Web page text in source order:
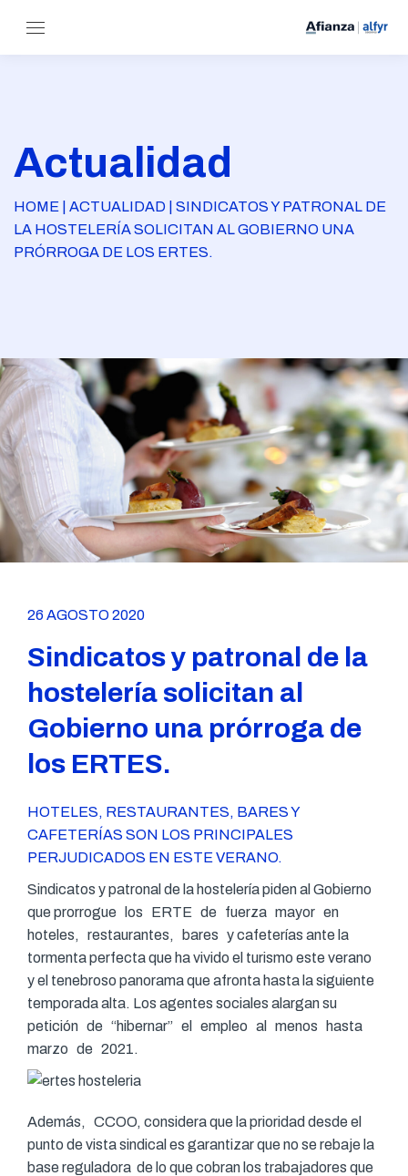
Actualidad
HOME | ACTUALIDAD | SINDICATOS Y PATRONAL DE
LA HOSTELERÍA SOLICITAN AL GOBIERNO UNA
PRÓRROGA DE LOS ERTES.
26 AGOSTO 2020
Sindicatos y patronal de la
hostelería solicitan al
Gobierno una prórroga de
los ERTES.
HOTELES, RESTAURANTES, BARES Y
CAFETERÍAS SON LOS PRINCIPALES
PERJUDICADOS EN ESTE VERANO.
Sindicatos y patronal de la hostelería piden al Gobierno
que prorrogue los ERTE de fuerza mayor en
hoteles, restaurantes, bares y cafeterías ante la
tormenta perfecta que ha vivido el turismo este verano
y el tenebroso panorama que afronta hasta la siguiente
temporada alta. Los agentes sociales alargan su
petición de “hibernar” el empleo al menos hasta
marzo de 2021.
Además, CCOO, considera que la prioridad desde el
punto de vista sindical es garantizar que no se rebaje la
base reguladora de lo que cobran los trabajadores que